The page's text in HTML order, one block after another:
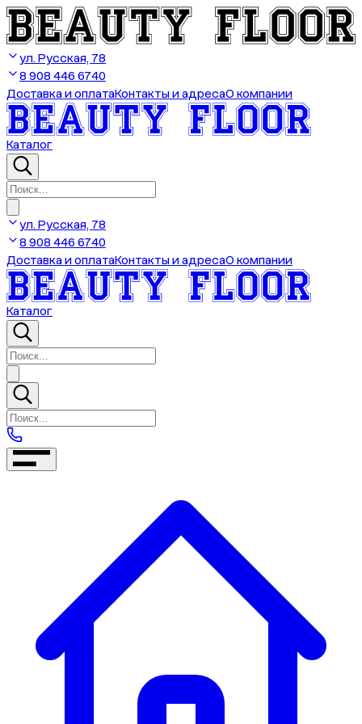
ул. Русская, 78
8 908 446 6740
Доставка и оплатаКонтакты и адресаО компании
Каталог
ул. Русская, 78
8 908 446 6740
Доставка и оплатаКонтакты и адресаО компании
Каталог